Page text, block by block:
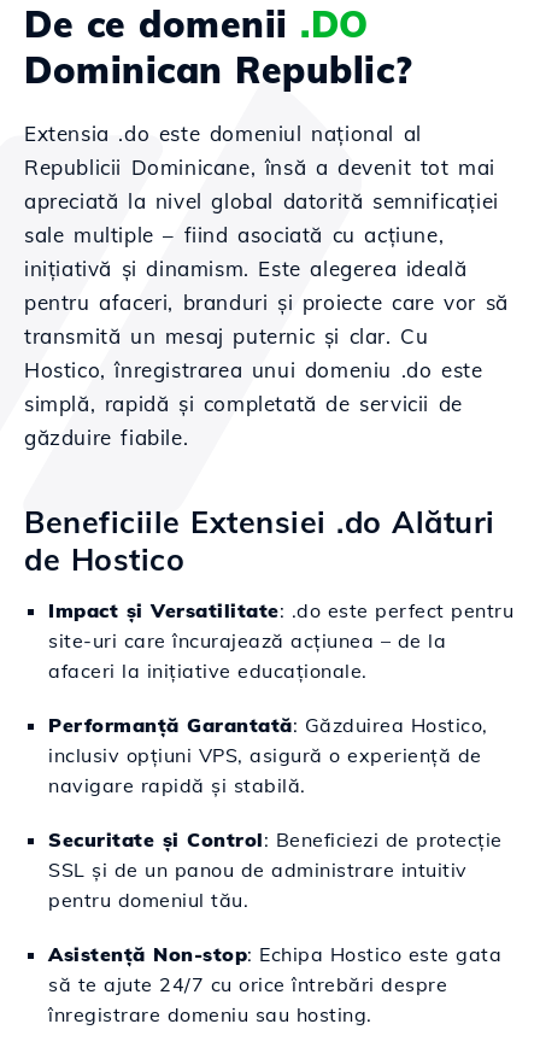
De ce domenii .DO
Dominican Republic?
Extensia .do este domeniul național al
Republicii Dominicane, însă a devenit tot mai
apreciată la nivel global datorită semnificației
sale multiple – fiind asociată cu acțiune,
inițiativă și dinamism. Este alegerea ideală
pentru afaceri, branduri și proiecte care vor să
transmită un mesaj puternic și clar. Cu
Hostico, înregistrarea unui domeniu .do este
simplă, rapidă și completată de servicii de
găzduire fiabile.
Beneficiile Extensiei .do Alături
de Hostico
Impact și Versatilitate: .do este perfect pentru
site-uri care încurajează acțiunea – de la
afaceri la inițiative educaționale.
Performanță Garantată: Găzduirea Hostico,
inclusiv opțiuni VPS, asigură o experiență de
navigare rapidă și stabilă.
Securitate și Control: Beneficiezi de protecție
SSL și de un panou de administrare intuitiv
pentru domeniul tău.
Asistență Non-stop: Echipa Hostico este gata
să te ajute 24/7 cu orice întrebări despre
înregistrare domeniu sau hosting.